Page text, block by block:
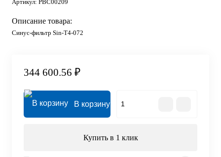
Артикул: PBC00209
Описание товара:
Синус-фильтр Sin-T4-072
344 600.56 ₽
В корзину
Купить в 1 клик